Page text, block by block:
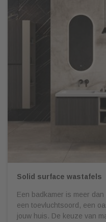
Solid surface wastafels
Een badkamer is meer
een toevluchtsoord, een
jouw huis. De keuze van